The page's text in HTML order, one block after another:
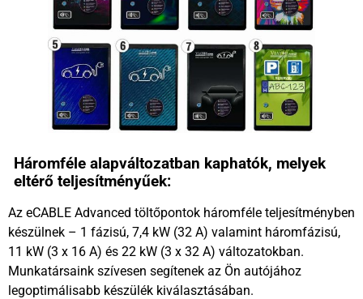
Háromféle alapváltozatban kaphatók, melyek
eltérő teljesítményűek:
Az eCABLE Advanced töltőpontok háromféle teljesítményben
készülnek – 1 fázisú, 7,4 kW (32 A) valamint háromfázisú,
11 kW (3 x 16 A) és 22 kW (3 x 32 A) változatokban.
Munkatársaink szívesen segítenek az Ön autójához
legoptimálisabb készülék kiválasztásában.